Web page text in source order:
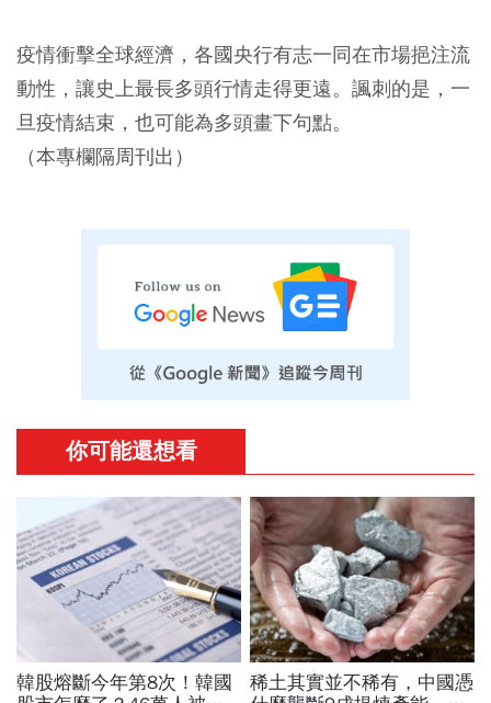
疫情衝擊全球經濟，各國央行有志一同在市場挹注流
動性，讓史上最長多頭行情走得更遠。諷刺的是，一
旦疫情結束，也可能為多頭畫下句點。
（本專欄隔周刊出）